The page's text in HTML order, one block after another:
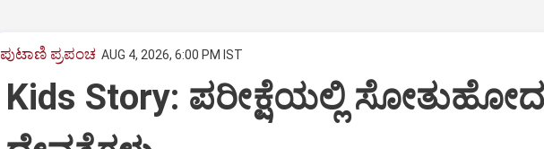
ಪುಟಾಣಿ ಪ್ರಪಂಚ AUG 4, 2026, 6:00 PM IST
Kids Story: ಪರೀಕ್ಷೆಯಲ್ಲಿ ಸೋತುಹೋದ